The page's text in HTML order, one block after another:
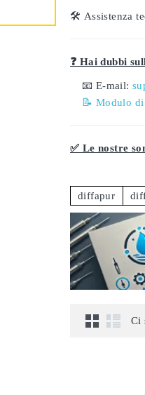
🛠️ Assistenza
❓ Hai dubbi
📧 E-mail:
📝 Modulo
✅ Le nostre
diffapur
Ci